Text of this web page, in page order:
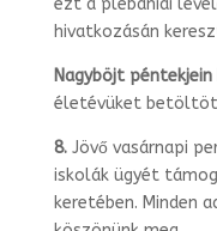
hivatko­zásán
Nagyböjt
életévüket
8.Jövő vasárnapi
iskolák ügyét
keretében. Minden